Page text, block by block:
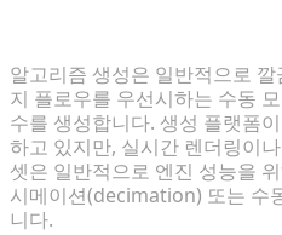
알고리즘 생성은 일반적으로
지 플로우를 우선시하는 수동
수를 생성합니다. 생성 플랫폼
하고 있지만, 실시간 렌더링이
셋은 일반적으로 엔진 성능을
시메이션(decimation) 또는 수
니다.